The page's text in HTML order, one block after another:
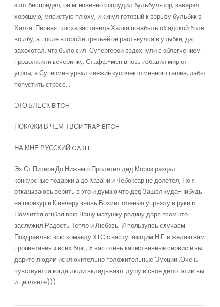
этот беспредел, он мгновенно соорудил бульбулятор, заварил
хорошую, мясистую плюху, и кинул готовый к взрыву бульбик в
Халка. Первая плюха заставила Халка позабыть об адской боли
во лбу, а после второй и третьей он растянулся в улыбке, да
захохотал, что было сил. Супергерои вздохнули с облегчением
продолжили вечеринку, Стафф-мен вновь избавил мир от
угроы, а Супермен урвал свежий кусочек отменного гашиа, дабы
попустить стресс…
ЭТО БЛЕСК BITCH
ПОКАЖИ В ЧЕМ ТВОЙ TRAP BITCH
НА МНЕ РУССКИЙ CASH
Эх От Питера До Нижнего Пролетел дед Мороз раздал
конкурсные подарки а до Казани и Чебоксар не долетел, Но я
отказываюсь верить в это и думаю что дед Зашел куда-нибудь
на перекур и К вечеру вновь Возмет оленью упряжку в руки и
Помчится огибая всю Нашу матушку родину даря всем кто
заслужил Радость Тепло и Любовь. И пользуясь случаем
Поздравляю всю команду XTC с наступающим Н.Г. и желаю вам
процветания и всех благ, У вас очень качественный сервис и вы
дарите людям исключительно положительные Эмоции .Очень
чувствуется когда люди вкладывают душу в свое дело .этим вы
и цепляете)))